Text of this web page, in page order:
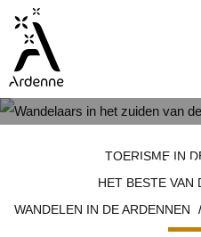
Overslaan
naar
inhoud
TOERISME IN
HET BESTE VAN
WANDELEN IN DE ARDENNEN